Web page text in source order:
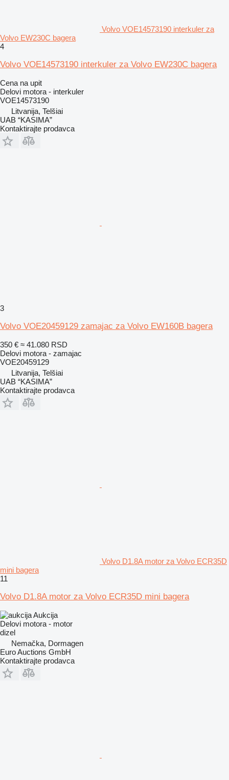
Volvo VOE14573190 interkuler za
Volvo EW230C bagera
4
Volvo VOE14573190 interkuler za Volvo EW230C bagera
Cena na upit
Delovi motora - interkuler
VOE14573190
Litvanija, Telšiai
UAB “KASIMA”
Kontaktirajte prodavca
3
Volvo VOE20459129 zamajac za Volvo EW160B bagera
350 € ≈ 41.080 RSD
Delovi motora - zamajac
VOE20459129
Litvanija, Telšiai
UAB “KASIMA”
Kontaktirajte prodavca
Volvo D1.8A motor za Volvo ECR35D
mini bagera
11
Volvo D1.8A motor za Volvo ECR35D mini bagera
Aukcija
Delovi motora - motor
dizel
Nemačka, Dormagen
Euro Auctions GmbH
Kontaktirajte prodavca